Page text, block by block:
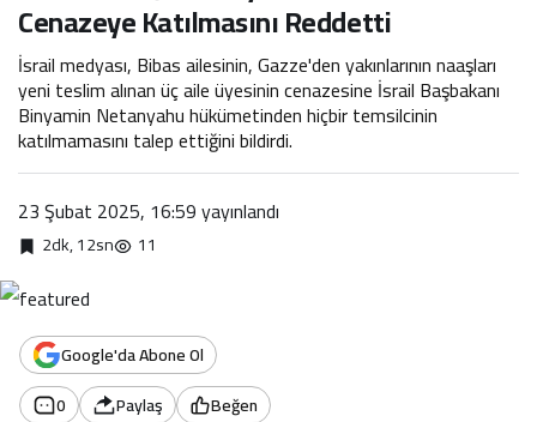
Cenazeye Katılmasını Reddetti
İsrail medyası, Bibas ailesinin, Gazze'den yakınlarının naaşları
yeni teslim alınan üç aile üyesinin cenazesine İsrail Başbakanı
Binyamin Netanyahu hükümetinden hiçbir temsilcinin
katılmamasını talep ettiğini bildirdi.
23 Şubat 2025, 16:59yayınlandı
2dk, 12sn 11
Google'da Abone Ol
0
Paylaş Beğen